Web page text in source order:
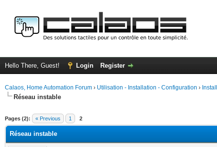
Hello There, Guest! Login Register
Calaos, Home Automation Forum › Utilisation - Installation - Configuration ›
Réseau instable
Pages (2): « Previous 1 2
Réseau instable